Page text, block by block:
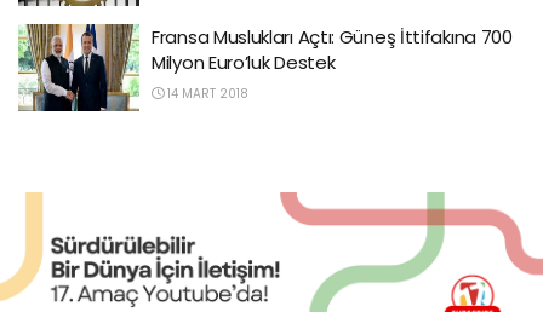
Fransa Muslukları Açtı: Güneş İttifakına 700
Milyon Euro’luk Destek
14 MART 2018